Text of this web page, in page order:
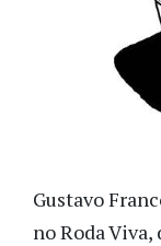
Gustavo
no Roda Viva,